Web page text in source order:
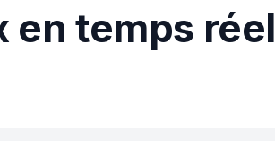
en temps réel